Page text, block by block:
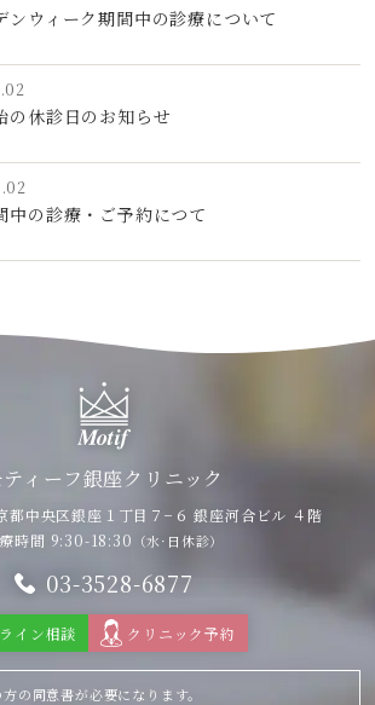
ンウィーク期間中の診療について
の休診日のお知らせ
中の診療・ご予約につて
ティーフ銀座クリニック
都中央区銀座１丁目７−６銀座河合ビル ４階
時間 9:30-18:30 （水·日休診）
03-3528-6877
ライン相談 クリニック予約
の同意書が必要になります。